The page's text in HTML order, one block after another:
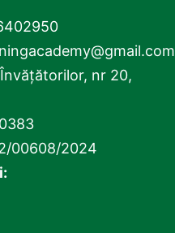
nr 20,
00608/2024